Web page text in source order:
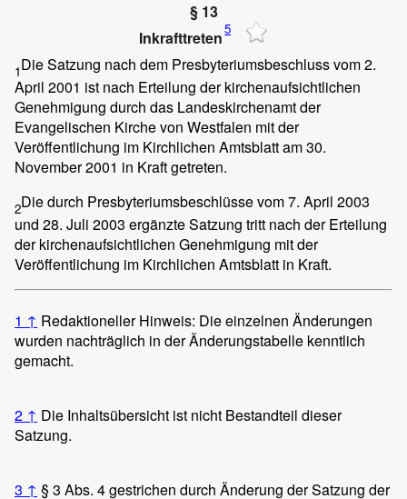
§ 13
Inkrafttreten5
1Die Satzung nach dem Presbyteriumsbeschluss vom 2.
April 2001 ist nach Erteilung der kirchenaufsichtlichen
Genehmigung durch das Landeskirchenamt der
Evangelischen Kirche von Westfalen mit der
Veröffentlichung im Kirchlichen Amtsblatt am 30.
November 2001 in Kraft getreten.
2Die durch Presbyteriumsbeschlüsse vom 7. April 2003
und 28. Juli 2003 ergänzte Satzung tritt nach der Erteilung
der kirchenaufsichtlichen Genehmigung mit der
Veröffentlichung im Kirchlichen Amtsblatt in Kraft.
1 ↑ Redaktioneller Hinweis: Die einzelnen Änderungen
wurden nachträglich in der Änderungstabelle kenntlich
gemacht.
2 ↑ Die Inhaltsübersicht ist nicht Bestandteil dieser
Satzung.
3 ↑ § 3 Abs. 4 gestrichen durch Änderung der Satzung der